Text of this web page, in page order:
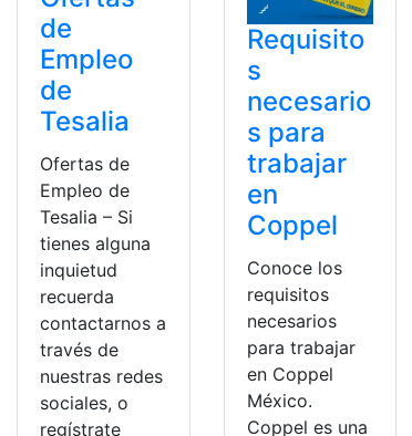
de
Empleo
de
Tesalia
Ofertas de
Empleo de
Tesalia – Si
tienes alguna
inquietud
recuerda
contactarnos a
través de
nuestras redes
sociales, o
regístrate
Requisito
s
necesario
s para
trabajar
en
Coppel
Conoce los
requisitos
necesarios
para trabajar
en Coppel
México.
Coppel es una